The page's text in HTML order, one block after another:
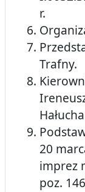
r.
Trafny.
20
imprez
poz.